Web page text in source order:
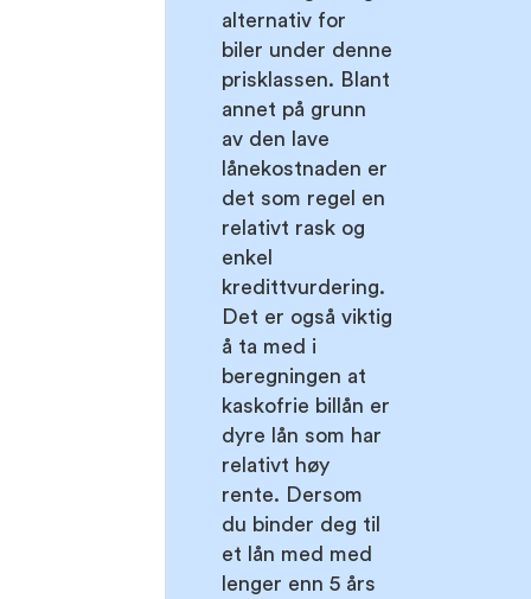
alternativ for
biler under denne
prisklassen. Blant
annet på grunn
av den lave
lånekostnaden er
det som regel en
relativt rask og
enkel
kredittvurdering.
Det er også viktig
å ta med i
beregningen at
kaskofrie billån er
dyre lån som har
relativt høy
rente. Dersom
du binder deg til
et lån med med
lenger enn 5 års